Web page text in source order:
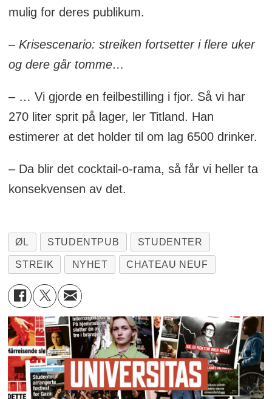
mulig for deres publikum.
– Krisescenario: streiken fortsetter i flere uker
og dere går tomme…
– … Vi gjorde en feilbestilling i fjor. Så vi har
270 liter sprit på lager, ler Titland. Han
estimerer at det holder til om lag 6500 drinker.
– Da blir det cocktail-o-rama, så får vi heller ta
konsekvensen av det.
ØL STUDENTPUB STUDENTER
STREIK NYHET CHATEAU NEUF